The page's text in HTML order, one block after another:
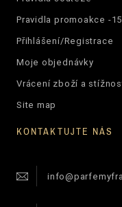
Pravidla promoakce -
Přihlášení/Registrace
Moje objednávky
Vrácení zboží a
Site map
KONTAKTUJTE NÁS